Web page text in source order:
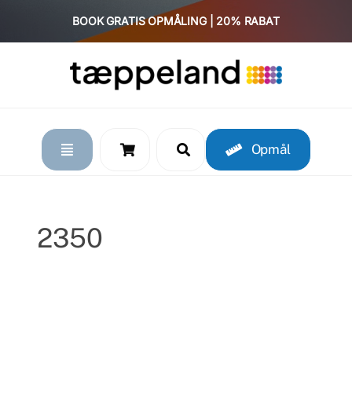
content
BOOK GRATIS OPMÅLING | 20% RABAT
Opmål
2350